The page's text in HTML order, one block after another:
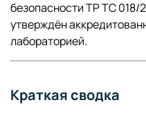
безопасности ТР ТС 018/
утверждён
лабораторией.
Краткая сводка